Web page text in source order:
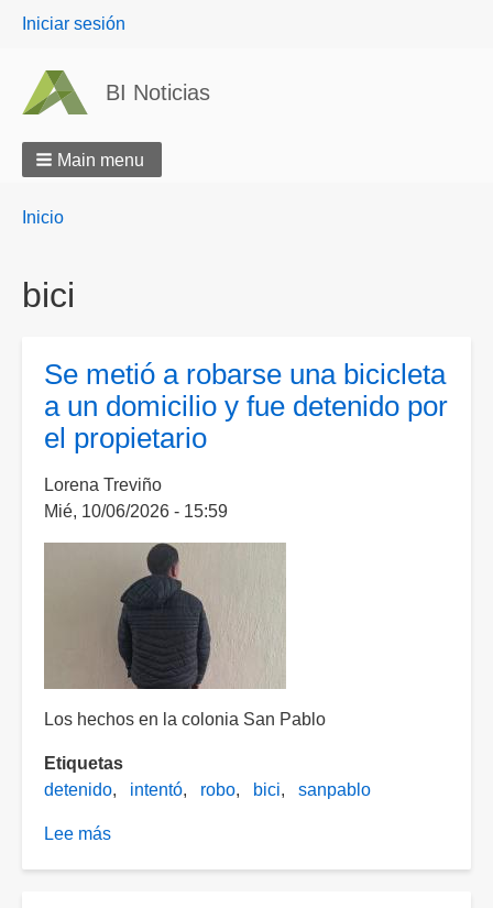
User
Iniciar sesión
BI Noticias
Main menu
Breadcrumbs
You
Inicio
bici
Se metió a robarse una bicicleta
a un domicilio y fue detenido por
el propietario
Lorena Treviño
Mié, 10/06/2026 - 15:59
Los hechos en la colonia San Pablo
Etiquetas
detenido
intentó robo bici sanpablo
Lee más